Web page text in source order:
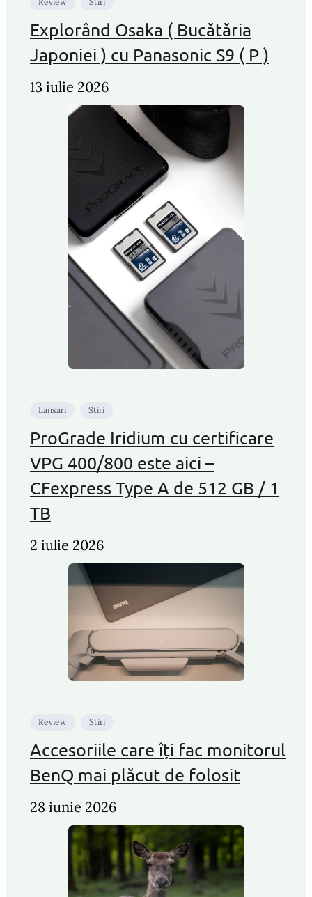
Explorând Osaka ( Bucătăria
Japoniei ) cu Panasonic S9 ( P )
13 iulie 2026
Lansari Stiri
ProGrade Iridium cu certificare
VPG 400/800 este aici –
CFexpress Type A de 512 GB / 1
TB
2 iulie 2026
Review Stiri
Accesoriile care îți fac monitorul
BenQ mai plăcut de folosit
28 iunie 2026